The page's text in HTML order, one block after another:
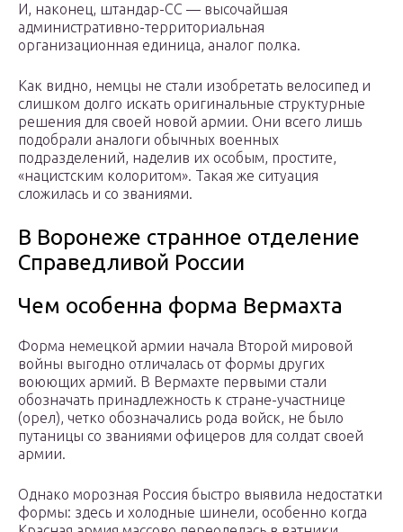
И, наконец, штандар-СС — высочайшая
административно-территориальная
организационная единица, аналог полка.
Как видно, немцы не стали изобретать велосипед и
слишком долго искать оригинальные структурные
решения для своей новой армии. Они всего лишь
подобрали аналоги обычных военных
подразделений, наделив их особым, простите,
«нацистским колоритом». Такая же ситуация
сложилась и со званиями.
В Воронеже странное отделение
Справедливой России
Чем особенна форма Вермахта
Форма немецкой армии начала Второй мировой
войны выгодно отличалась от формы других
воюющих армий. В Вермахте первыми стали
обозначать принадлежность к стране-участнице
(орел), четко обозначались рода войск, не было
путаницы со званиями офицеров для солдат своей
армии.
Однако морозная Россия быстро выявила недостатки
формы: здесь и холодные шинели, особенно когда